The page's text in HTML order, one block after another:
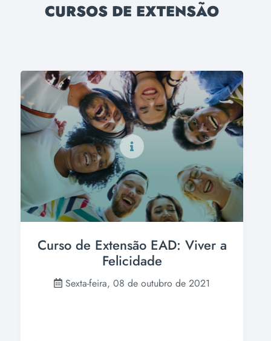
CURSOS DE EXTENSÃO
Curso de Extensão EAD: Viver a
Felicidade
Sexta-feira, 08 de outubro de 2021